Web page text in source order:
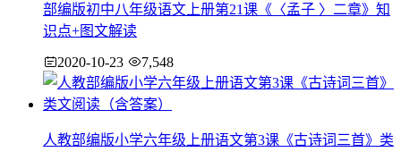
部编版初中八年级语文上册第21课《〈孟子 〉二章》知
识点+图文解读
2020-10-23 7,548
人教部编版小学六年级上册语文第3课《古诗词三首》类